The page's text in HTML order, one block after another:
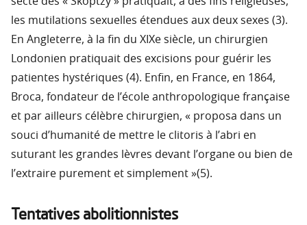
les mutilations sexuelles étendues aux deux sexes (3).
En Angleterre, à la fin du XIXe siècle, un chirurgien
Londonien pratiquait des excisions pour guérir les
patientes hystériques (4). Enfin, en France, en 1864,
Broca, fondateur de l’école anthropologique française
et par ailleurs célèbre chirurgien, « proposa dans un
souci d’humanité de mettre le clitoris à l’abri en
suturant les grandes lèvres devant l’organe ou bien de
l’extraire purement et simplement »(5).
Tentatives abolitionnistes